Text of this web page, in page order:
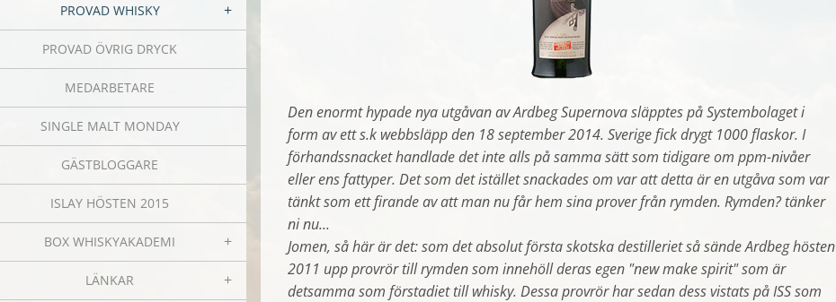
PROVAD WHISKY
PROVAD ÖVRIG DRYCK
MEDARBETARE
SINGLE MALT MONDAY
GÄSTBLOGGARE
ISLAY HÖSTEN 2015
BOX WHISKYAKADEMI
LÄNKAR
Den enormt hypade nya utgåvan av Ardbeg Supernova släpptes på Systembolaget i
form av ett s.k webbsläpp den 18 september 2014. Sverige fick drygt 1000 flaskor. I
förhandssnacket handlade det inte alls på samma sätt som tidigare om ppm-nivåer
eller ens fattyper. Det som det istället snackades om var att detta är en utgåva som var
tänkt som ett firande av att man nu får hem sina prover från rymden. Rymden? tänker
ni nu...
Jomen, så här är det: som det absolut första skotska destilleriet så sände Ardbeg hösten
2011 upp provrör till rymden som innehöll deras egen "new make spirit" som är
detsamma som förstadiet till whisky. Dessa provrör har sedan dess vistats på ISS som